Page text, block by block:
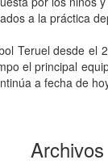
a la práctica
Teruel desde
el principal
a fecha de